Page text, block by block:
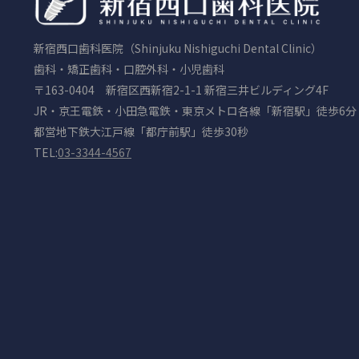
新宿西口歯科医院（Shinjuku Nishiguchi Dental Clinic）
歯科・矯正歯科・口腔外科・小児歯科
〒163-0404 新宿区西新宿2-1-1 新宿三井ビルディング4F
JR・京王電鉄・小田急電鉄・東京メトロ各線「新宿駅」徒歩6分
都営地下鉄大江戸線「都庁前駅」徒歩30秒
TEL:03-3344-4567